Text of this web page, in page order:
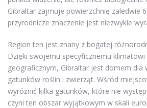
Gibraltar zajmuje powierzchnię zaledwie
przyrodnicze znaczenie jest niezwykle
Region ten jest znany z bogatej
Dzięki swojemu specyficznemu
geograficznym, Gibraltar jest domem dla
gatunków roślin i zwierząt. Wśród
wyróżnić kilka gatunków, które nie
czyni ten obszar wyjątkowym w skali